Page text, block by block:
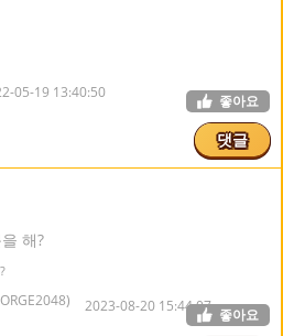
05-19 13:40:50 좋아요
댓글
해?
2023-08-20 15:44:07 좋아요